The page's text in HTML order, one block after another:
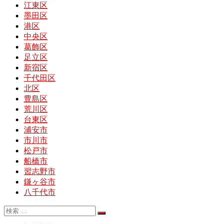
江東区
墨田区
港区
中央区
葛飾区
足立区
新宿区
千代田区
北区
豊島区
荒川区
台東区
浦安市
市川市
松戸市
船橋市
習志野市
鎌ヶ谷市
八千代市